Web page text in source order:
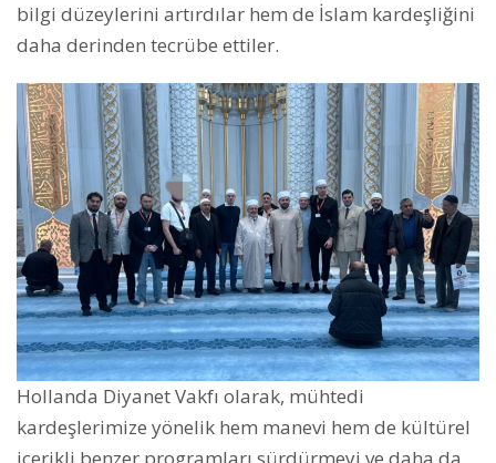
bilgi düzeylerini artırdılar hem de İslam kardeşliğini
daha derinden tecrübe ettiler.
Hollanda Diyanet Vakfı olarak, mühtedi
kardeşlerimize yönelik hem manevi hem de kültürel
içerikli benzer programları sürdürmeyi ve daha da